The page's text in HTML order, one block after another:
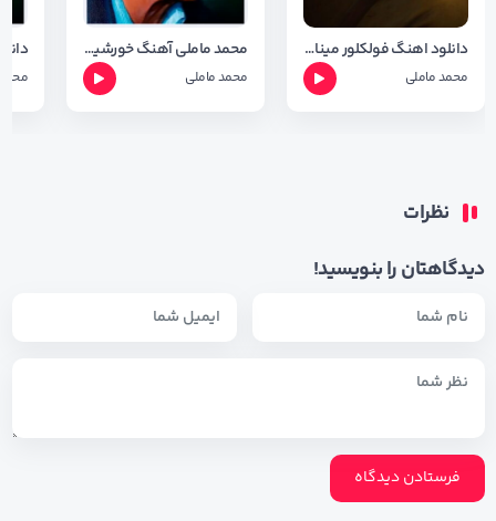
دانلود اهنگ فولکلور مینا با صدای محمد ماملی با کیفیت 320
محمد ماملی
محمد ماملی آهنگ خورشیده خاور
محمد ماملی
نظرات
دیدگاهتان را بنویسید!